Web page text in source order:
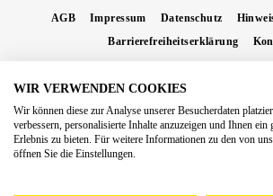
AGB Impressum Datenschutz
Barrierefreiheitserklärung
Nachnahmegebühren, wenn nicht anders
Copyright 2026 Forstinger Österreich
Königstetter Straße 128 - 134/OG3,
WIR VERWENDEN COOKIES
Wir können diese zur Analyse unserer Besucherdaten
verbessern, personalisierte Inhalte anzuzeigen und Ihnen ein
Erlebnis zu bieten. Für weitere Informationen zu den von
öffnen Sie die Einstellungen.